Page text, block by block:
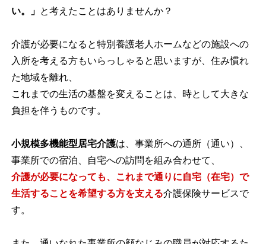
い。」 と考えたことはありませんか？
介護が必要になると特別養護老人ホームなどの施設への
入所を考える方もいらっしゃると思いますが、住み慣れ
た地域を離れ、
これまでの生活の基盤を変えることは、時として大きな
負担を伴うものです。
小規模多機能型居宅介護は、事業所への通所（通い）、
事業所での宿泊、自宅への訪問を組み合わせて、
介護が必要になっても、これまで通りに自宅（在宅）で
生活することを希望する方を支える介護保険サービスで
す。